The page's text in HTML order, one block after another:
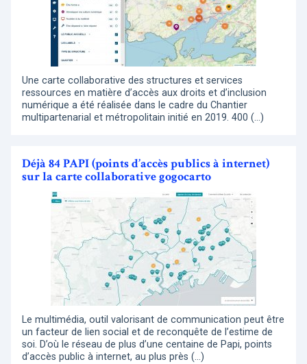
Une carte collaborative des structures et services
ressources en matière d’accès aux droits et d’inclusion
numérique a été réalisée dans le cadre du Chantier
multipartenarial et métropolitain initié en 2019. 400 (…)
Déjà 84 PAPI (points d’accès publics à internet)
sur la carte collaborative gogocarto
Le multimédia, outil valorisant de communication peut être
un facteur de lien social et de reconquête de l’estime de
soi. D’où le réseau de plus d’une centaine de Papi, points
d’accès public à internet, au plus près (…)